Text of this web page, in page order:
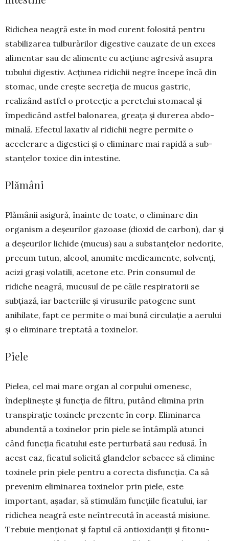
Ridichea neagră este în mod curent folosită pentru
stabilizarea tulburărilor digestive cauzate de un exces
alimentar sau de ali­mente cu acțiune agresivă asupra
tubului digestiv. Acțiunea ridichii negre începe încă din
stomac, un­de crește secreția de mucus gas­tric,
realizând astfel o protecție a pere­telui stomacal și
împedicând astfel balonarea, greața și durerea abdo­
minală. Efectul laxativ al ri­di­chii negre permite o
accelerare a diges­tiei și o eliminare mai ra­pi­dă a sub­
stanțelor toxice din intestine.
Plămâni
Plămânii asigură, înainte de toate, o eliminare din
organism a deșeurilor gazoase (dioxid de carbon), dar și
a deșeurilor lichide (mucus) sau a substanțelor nedorite,
precum tutun, alcool, anu­mite medicamente, solvenți,
acizi grași volatili, acetone etc. Prin consumul de
ridiche neagră, mucusul de pe căile respiratorii se
subțiază, iar bacteriile și virusurile patogene sunt
anihilate, fapt ce permite o mai bună circulație a aerului
și o eliminare treptată a toxinelor.
Piele
Pielea, cel mai mare organ al corpului ome­nesc,
îndeplinește și funcția de filtru, putând elimina prin
transpirație toxinele prezente în corp. Eliminarea
abundentă a toxinelor prin piele se întâmplă atunci
când funcția ficatului este pertur­bată sau redusă. În
acest caz, ficatul solicită glan­delor sebacee să elimine
toxinele prin piele pentru a corecta disfuncția. Ca să
prevenim eli­mi­narea toxinelor prin piele, este
important, așadar, să stimulăm funcțiile ficatului, iar
ridichea neagră este neîntrecută în această misiune.
Tre­buie menționat și faptul că antioxidanții și fitonu­